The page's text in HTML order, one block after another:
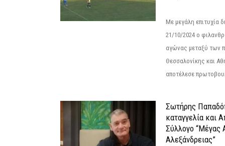
Με μεγάλη επιτυχία
21/10/2024 ο
αγώνας μεταξύ των
Θεσσαλονίκης και
αποτέλεσε
Σωτήρης
καταγγελία και
Σύλλογο “Μέγας
Αλεξάνδρειας”